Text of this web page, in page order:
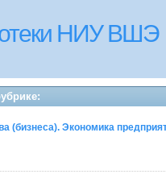
НИУ ВШЭ
(бизнеса). Экономика